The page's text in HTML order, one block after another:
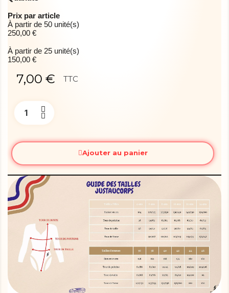
Prix par article
À partir de 50 unité(s)
250,00 €
À partir de 25 unité(s)
150,00 €
7,00 € TTC
Ajouter au panier